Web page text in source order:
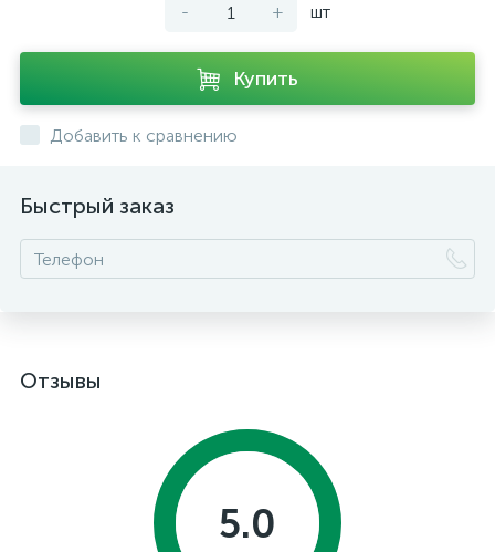
- + шт
Купить
Добавить к сравнению
Быстрый заказ
Отзывы
5.0